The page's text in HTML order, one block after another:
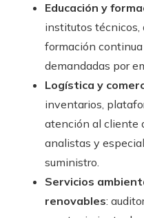
Educación y
institutos técnicos,
formación
demandadas por
Logística y
inventarios,
atención al cliente
analistas y
suministro.
Servicios
renovables: